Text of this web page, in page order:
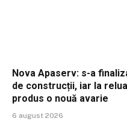
Nova Apaserv: s-a
de construcții, iar la
produs o nouă avarie
6 august 2026